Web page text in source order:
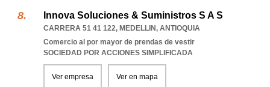
Innova Soluciones & Suministros S A S
CARRERA 51 41 122, MEDELLIN, ANTIOQUIA
Comercio al por mayor de prendas de vestir
SOCIEDAD POR ACCIONES SIMPLIFICADA
Ver empresa Ver en mapa